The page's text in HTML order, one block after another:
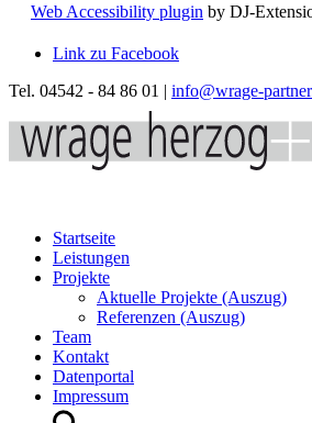
Web Accessibility plugin by DJ-
Link zu Facebook
Tel. 04542 - 84 86 01 | info@wrage-
Startseite
Leistungen
Projekte
Aktuelle Projekte (Auszug)
Referenzen (Auszug)
Team
Kontakt
Datenportal
Impressum